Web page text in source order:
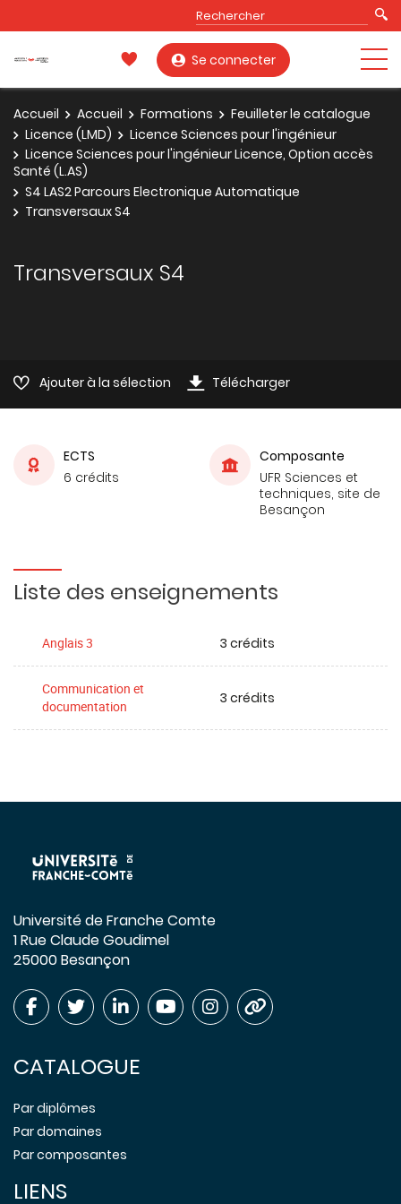
Se connecter
Accueil Accueil Formations
Feuilleter le catalogue
Licence (LMD)
Licence Sciences pour l'ingénieur
Licence Sciences pour l'ingénieur Licence, Option accès
Santé (L.AS)
S4 LAS2 Parcours Electronique Automatique
Transversaux S4
Transversaux S4
Ajouter à la sélection Télécharger
ECTS
6 crédits
Composante
UFR Sciences et
techniques, site de
Besançon
Liste des enseignements
Anglais 3 3 crédits
Communication et
documentation
3 crédits
Université de Franche Comte
1 Rue Claude Goudimel
25000 Besançon
CATALOGUE
Par diplômes
Par domaines
Par composantes
LIENS